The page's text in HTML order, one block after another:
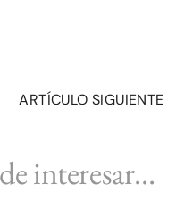
ARTÍCULO SIGUIENTE
interesar...